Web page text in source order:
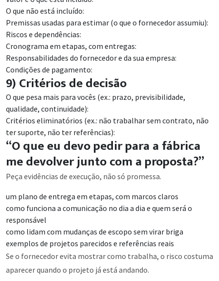
O que não está incluído:
Premissas usadas para estimar (o que o fornecedor assumiu):
Riscos e dependências:
Cronograma em etapas, com entregas:
Responsabilidades do fornecedor e da sua empresa:
Condições de pagamento:
9) Critérios de decisão
O que pesa mais para vocês (ex.: prazo, previsibilidade,
qualidade, continuidade):
Critérios eliminatórios (ex.: não trabalhar sem contrato, não
ter suporte, não ter referências):
“O que eu devo pedir para a fábrica
me devolver junto com a proposta?”
Peça evidências de execução, não só promessa.
um plano de entrega em etapas, com marcos claros
como funciona a comunicação no dia a dia e quem será o
responsável
como lidam com mudanças de escopo sem virar briga
exemplos de projetos parecidos e referências reais
Se o fornecedor evita mostrar como trabalha, o risco costuma
aparecer quando o projeto já está andando.